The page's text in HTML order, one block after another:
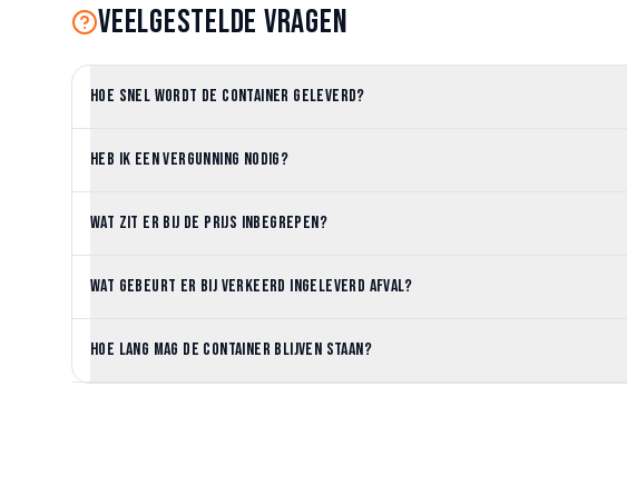
Veelgestelde vragen
Hoe snel wordt de container geleverd?
Heb ik een vergunning nodig?
Wat zit er bij de prijs inbegrepen?
Wat gebeurt er bij verkeerd ingeleverd afval?
Hoe lang mag de container blijven staan?